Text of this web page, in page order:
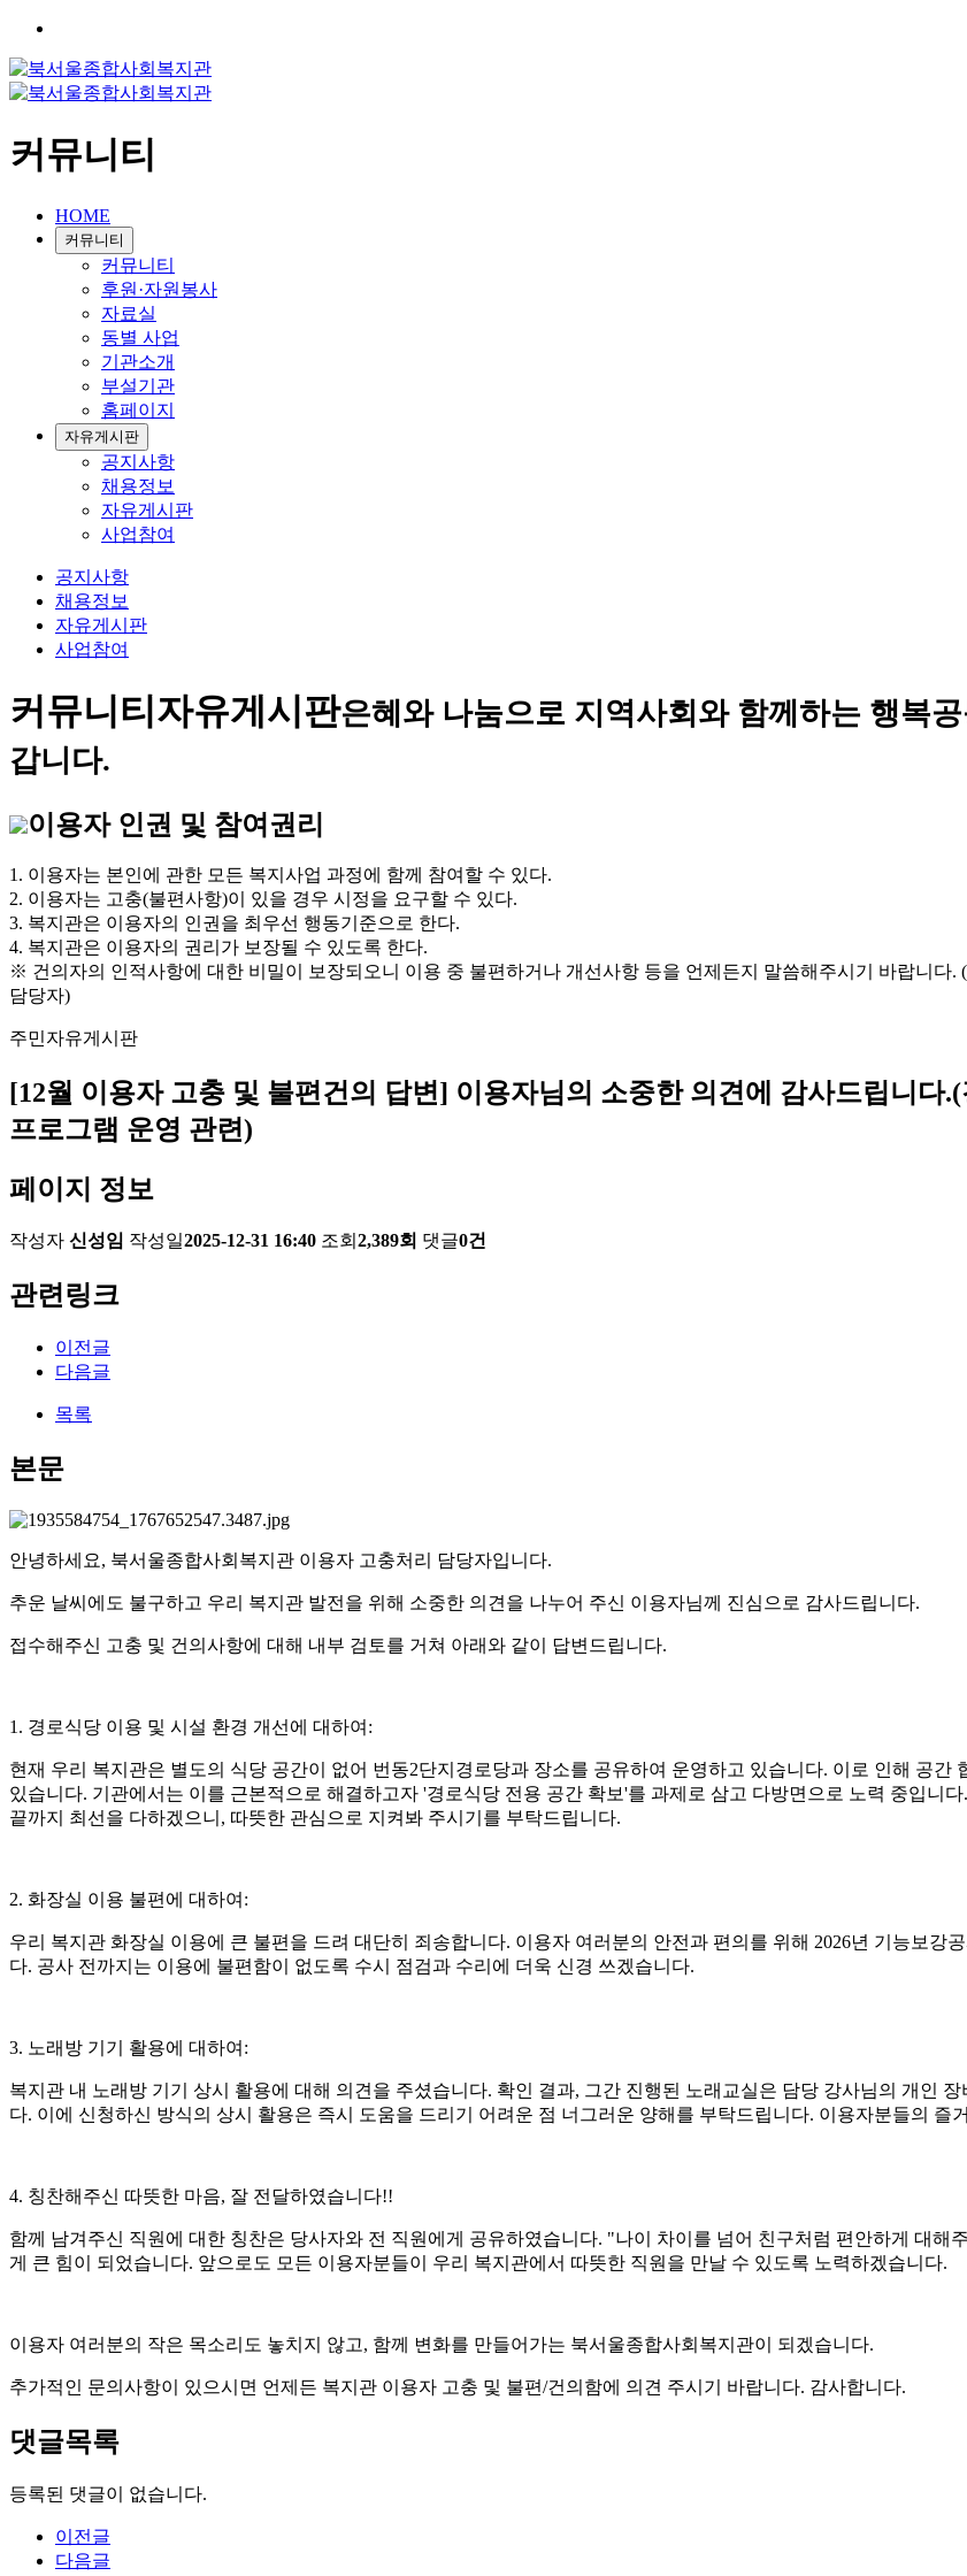
커뮤니티
HOME
커뮤니티
커뮤니티
후원·자원봉사
자료실
동별 사업
기관소개
부설기관
홈페이지
자유게시판
공지사항
채용정보
자유게시판
사업참여
공지사항
채용정보
자유게시판
사업참여
커뮤니티자유게시판은혜와 나눔으로 지역사회와 함께하는 행복
갑니다.
이용자 인권 및 참여권리
1. 이용자는 본인에 관한 모든 복지사업 과정에 함께 참여할 수 있다.
2. 이용자는 고충(불편사항)이 있을 경우 시정을 요구할 수 있다.
3. 복지관은 이용자의 인권을 최우선 행동기준으로 한다.
4. 복지관은 이용자의 권리가 보장될 수 있도록 한다.
※ 건의자의 인적사항에 대한 비밀이 보장되오니 이용 중 불편하거나 개선사항 등을 언제든지 말씀해주시기 바랍니다. (
담당자)
주민자유게시판
[12월 이용자 고충 및 불편건의 답변] 이용자님의 소중한 의견에 감사드립니다
프로그램 운영 관련)
페이지 정보
작성자 신성임 작성일2025-12-31 16:40 조회 2,389회 댓글0건
관련링크
이전글
다음글
목록
본문
안녕하세요, 북서울종합사회복지관 이용자 고충처리 담당자입니다.
추운 날씨에도 불구하고 우리 복지관 발전을 위해 소중한 의견을 나누어 주신 이용자님께 진심으로 감사드립니다.
접수해주신 고충 및 건의사항에 대해 내부 검토를 거쳐 아래와 같이 답변드립니다.
1. 경로식당 이용 및 시설 환경 개선에 대하여:
현재 우리 복지관은 별도의 식당 공간이 없어 번동2단지경로당과 장소를 공유하여 운영하고 있습니다. 이로 인해 공
있습니다. 기관에서는 이를 근본적으로 해결하고자 '경로식당 전용 공간 확보'를 과제로 삼고 다방면으로 노력 중입니
끝까지 최선을 다하겠으니, 따뜻한 관심으로 지켜봐 주시기를 부탁드립니다.
2. 화장실 이용 불편에 대하여:
우리 복지관 화장실 이용에 큰 불편을 드려 대단히 죄송합니다. 이용자 여러분의 안전과 편의를 위해 2026년 기능보강
다. 공사 전까지는 이용에 불편함이 없도록 수시 점검과 수리에 더욱 신경 쓰겠습니다.
3. 노래방 기기 활용에 대하여:
복지관 내 노래방 기기 상시 활용에 대해 의견을 주셨습니다. 확인 결과, 그간 진행된 노래교실은 담당 강사님의 개인
다. 이에 신청하신 방식의 상시 활용은 즉시 도움을 드리기 어려운 점 너그러운 양해를 부탁드립니다. 이용자분들의
4. 칭찬해주신 따뜻한 마음, 잘 전달하였습니다!!
함께 남겨주신 직원에 대한 칭찬은 당사자와 전 직원에게 공유하였습니다. "나이 차이를 넘어 친구처럼 편안하게 대해
게 큰 힘이 되었습니다. 앞으로도 모든 이용자분들이 우리 복지관에서 따뜻한 직원을 만날 수 있도록 노력하겠습니다.
이용자 여러분의 작은 목소리도 놓치지 않고, 함께 변화를 만들어가는 북서울종합사회복지관이 되겠습니다.
추가적인 문의사항이 있으시면 언제든 복지관 이용자 고충 및 불편/건의함에 의견 주시기 바랍니다. 감사합니다.
댓글목록
등록된 댓글이 없습니다.
이전글
다음글